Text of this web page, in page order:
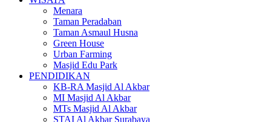
Menara
Taman Peradaban
Taman Asmaul Husna
Green House
Urban Farming
Masjid Edu Park
PENDIDIKAN
KB-RA Masjid Al Akbar
MI Masjid Al Akbar
MTs Masjid Al Akbar
STAI Al Akbar Surabaya